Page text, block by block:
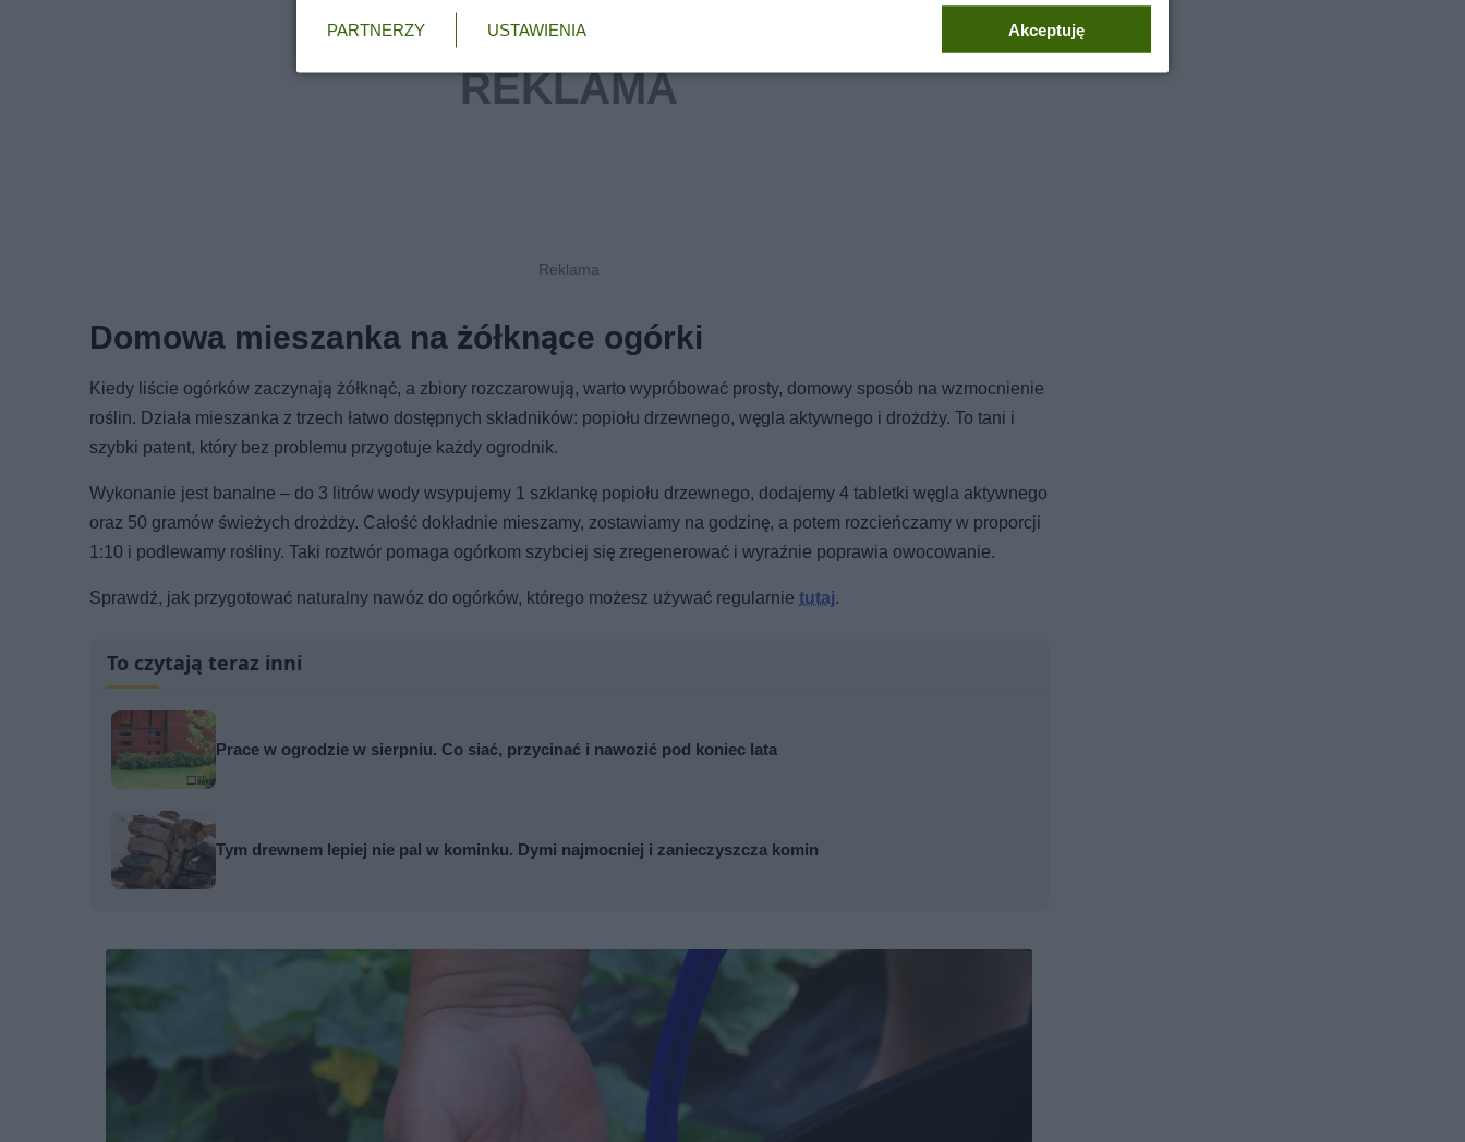
Domowa mieszanka na żółknące ogórki
Kiedy liście ogórków zaczynają żółknąć, a zbiory rozczarowują, warto wypróbować prosty, domowy sposób na wzmocnienie
roślin. Działa mieszanka z trzech łatwo dostępnych składników: popiołu drzewnego, węgla aktywnego i drożdży. To tani i
szybki patent, który bez problemu przygotuje każdy ogrodnik.
Wykonanie jest banalne – do 3 litrów wody wsypujemy 1 szklankę popiołu drzewnego, dodajemy 4 tabletki węgla aktywnego
oraz 50 gramów świeżych drożdży. Całość dokładnie mieszamy, zostawiamy na godzinę, a potem rozcieńczamy w proporcji
1:10 i podlewamy rośliny. Taki roztwór pomaga ogórkom szybciej się zregenerować i wyraźnie poprawia owocowanie.
Sprawdź, jak przygotować naturalny nawóz do ogórków, którego możesz używać regularnie tutaj.
To czytają teraz inni
Prace w ogrodzie w sierpniu. Co siać, przycinać i nawozić pod koniec lata
Tym drewnem lepiej nie pal w kominku. Dymi najmocniej i zanieczyszcza komin
PARTNERZY USTAWIENIA Akceptuję